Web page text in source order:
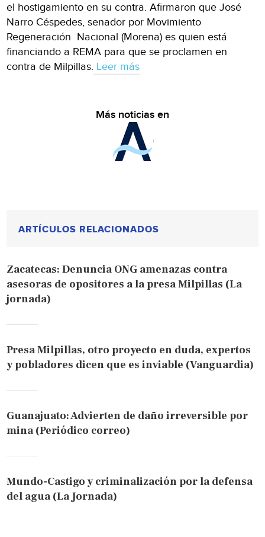
el hostigamiento en su contra. Afirmaron que José
Narro Céspedes, senador por Movimiento
Regeneración Nacional (Morena) es quien está
financiando a REMA para que se proclamen en
contra de Milpillas. Leer más
Más noticias en
ARTÍCULOS RELACIONADOS
Zacatecas: Denuncia ONG amenazas contra
asesoras de opositores a la presa Milpillas (La
jornada)
Presa Milpillas, otro proyecto en duda, expertos
y pobladores dicen que es inviable (Vanguardia)
Guanajuato: Advierten de daño irreversible por
mina (Periódico correo)
Mundo-Castigo y criminalización por la defensa
del agua (La Jornada)